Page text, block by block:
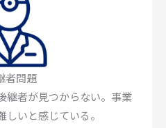
者問題
継者が見つからない。事業
いと感じている。